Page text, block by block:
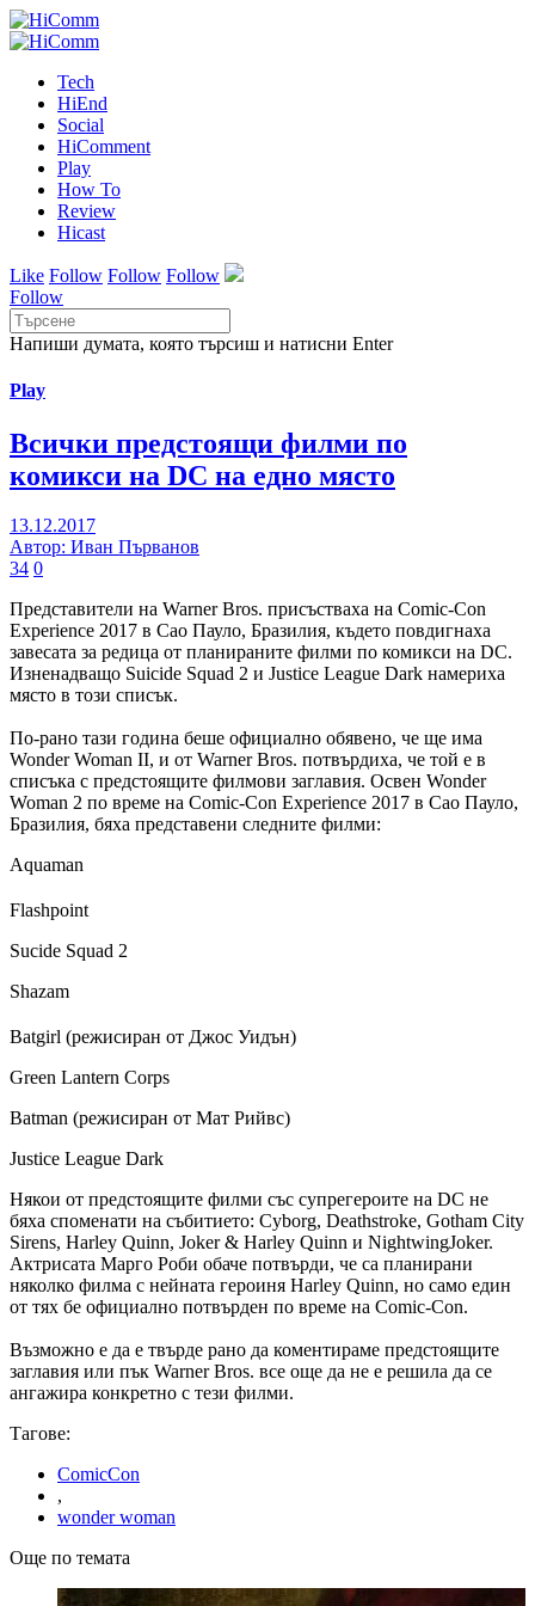
Tech
HiEnd
Social
HiComment
Play
How To
Review
Hicast
Like Follow Follow Follow
Follow
Напиши думата, която търсиш и натисни Enter
Play
Всички предстоящи филми по
комикси на DC на едно място
13.12.2017
Автор: Иван Първанов
34 0
Представители на Warner Bros. присъстваха на Comic-Con
Experience 2017 в Сао Пауло, Бразилия, където повдигнаха
завесата за редица от планираните филми по комикси на DC.
Изненадващо Suicide Squad 2 и Justice League Dark намериха
място в този списък.
По-рано тази година беше официално обявено, че ще има
Wonder Woman II, и от Warner Bros. потвърдиха, че той е в
списъка с предстоящите филмови заглавия. Освен Wonder
Woman 2 по време на Comic-Con Experience 2017 в Сао Пауло,
Бразилия, бяха представени следните филми:
Aquaman
Flashpoint
Sucide Squad 2
Shazam
Batgirl (режисиран от Джос Уидън)
Green Lantern Corps
Batman (режисиран от Мат Рийвс)
Justice League Dark
Някои от предстоящите филми със супрегероите на DC не
бяха споменати на събитието: Cyborg, Deathstroke, Gotham City
Sirens, Harley Quinn, Joker & Harley Quinn и NightwingJoker.
Актрисата Марго Роби обаче потвърди, че са планирани
няколко филма с нейната героиня Harley Quinn, но само един
от тях бе официално потвърден по време на Comic-Con.
Възможно е да е твърде рано да коментираме предстоящите
заглавия или пък Warner Bros. все още да не е решила да се
ангажира конкретно с тези филми.
Тагове:
ComicCon
,
wonder woman
Още по темата